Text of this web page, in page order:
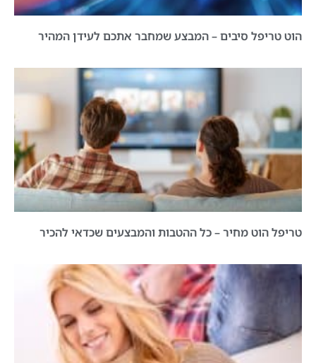
הוט טריפל סיבים – המבצע שמחבר אתכם לעידן המהיר
טריפל הוט מחיר – כל ההטבות והמבצעים שכדאי להכיר